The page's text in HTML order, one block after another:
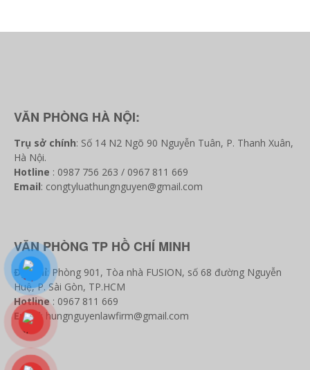
VĂN PHÒNG HÀ NỘI:
Trụ sở chính: Số 14 N2 Ngõ 90 Nguyễn Tuân, P. Thanh Xuân,
Hà Nội.
Hotline : 0987 756 263 / 0967 811 669
Email: congtyluathungnguyen@gmail.com
VĂN PHÒNG TP HỒ CHÍ MINH
Địa chỉ: Phòng 901, Tòa nhà FUSION, số 68 đường Nguyễn
Huệ, P. Sài Gòn, TP.HCM
Hotline: 0967 811 669
Email: hungnguyenlawfirm@gmail.com